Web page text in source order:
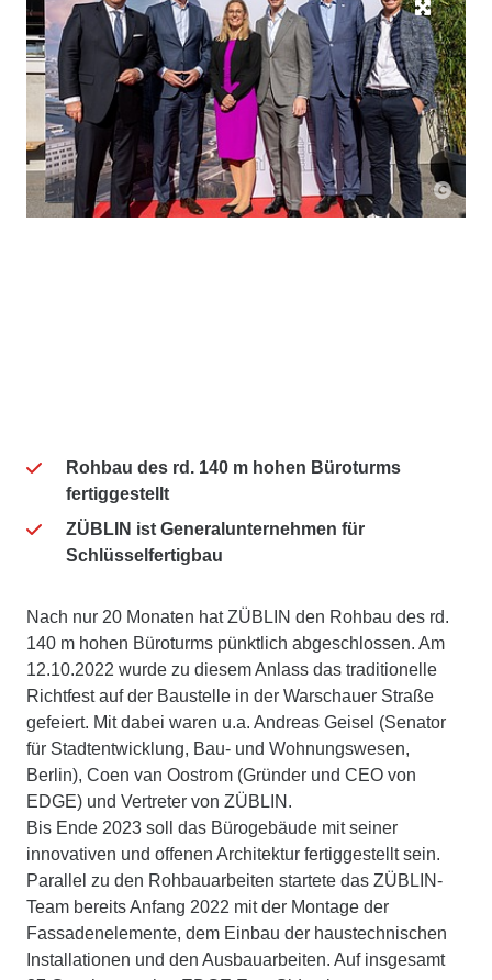
Rohbau des rd. 140 m hohen Büroturms
fertiggestellt
ZÜBLIN ist Generalunternehmen für
Schlüsselfertigbau
Nach nur 20 Monaten hat ZÜBLIN den Rohbau des rd.
140 m hohen Büroturms pünktlich abgeschlossen. Am
12.10.2022 wurde zu diesem Anlass das traditionelle
Richtfest auf der Baustelle in der Warschauer Straße
gefeiert. Mit dabei waren u.a. Andreas Geisel (Senator
für Stadtentwicklung, Bau- und Wohnungswesen,
Berlin), Coen van Oostrom (Gründer und CEO von
EDGE) und Vertreter von ZÜBLIN.
Bis Ende 2023 soll das Bürogebäude mit seiner
innovativen und offenen Architektur fertiggestellt sein.
Parallel zu den Rohbauarbeiten startete das ZÜBLIN-
Team bereits Anfang 2022 mit der Montage der
Fassadenelemente, dem Einbau der haustechnischen
Installationen und den Ausbauarbeiten. Auf insgesamt